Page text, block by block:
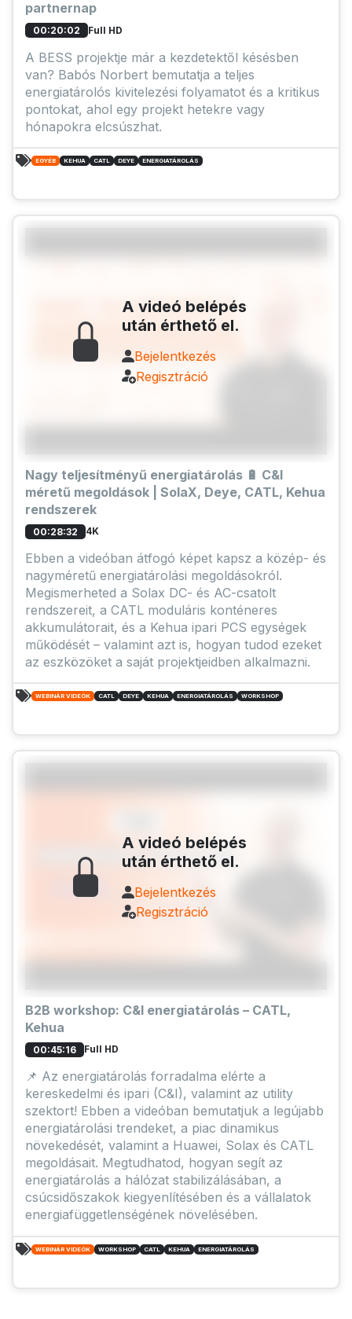
partnernap
00:20:02 Full HD
A BESS projektje már a kezdetektől késésben
van? Babós Norbert bemutatja a teljes
energiatárolós kivitelezési folyamatot és a kritikus
pontokat, ahol egy projekt hetekre vagy
hónapokra elcsúszhat.
EGYÉB KEHUA CATL DEYE ENERGIATÁROLÁS
A videó belépés
után érthető el.
Bejelentkezés
Regisztráció
Nagy teljesítményű energiatárolás 🔋 C&I
méretű megoldások | SolaX, Deye, CATL, Kehua
rendszerek
00:28:32 4K
Ebben a videóban átfogó képet kapsz a közép- és
nagyméretű energiatárolási megoldásokról.
Megismerheted a Solax DC- és AC-csatolt
rendszereit, a CATL moduláris konténeres
akkumulátorait, és a Kehua ipari PCS egységek
működését – valamint azt is, hogyan tudod ezeket
az eszközöket a saját projektjeidben alkalmazni.
WEBINÁR VIDEÓK CATL DEYE KEHUA ENERGIATÁROLÁS WORKSHOP
A videó belépés
után érthető el.
Bejelentkezés
Regisztráció
B2B workshop: C&I energiatárolás – CATL,
Kehua
00:45:16 Full HD
📌 Az energiatárolás forradalma elérte a
kereskedelmi és ipari (C&I), valamint az utility
szektort! Ebben a videóban bemutatjuk a legújabb
energiatárolási trendeket, a piac dinamikus
növekedését, valamint a Huawei, Solax és CATL
megoldásait. Megtudhatod, hogyan segít az
energiatárolás a hálózat stabilizálásában, a
csúcsidőszakok kiegyenlítésében és a vállalatok
energiafüggetlenségének növelésében.
WEBINÁR VIDEÓK WORKSHOP CATL KEHUA ENERGIATÁROLÁS